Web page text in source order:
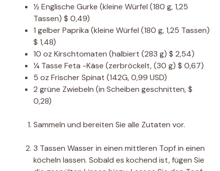
½Englische Gurke (kleine Würfel (180 g, 1,25
Tassen) $ 0,49)
1 gelber Paprika (kleine Würfel (180 g, 1,25 Tassen)
$ 1,48)
10 oz Kirschtomaten (halbiert (283 g) $ 2,54)
¼ Tasse Feta -Käse (zerbröckelt, (30 g) $ 0,67)
5 oz Frischer Spinat (142G, 0,99 USD)
2 grüne Zwiebeln (in Scheiben geschnitten, $
0,28)
Sammeln und bereiten Sie alle Zutaten vor.
3 Tassen Wasser in einen mittleren Topf in einen
köcheln lassen. Sobald es kochend ist, fügen Sie